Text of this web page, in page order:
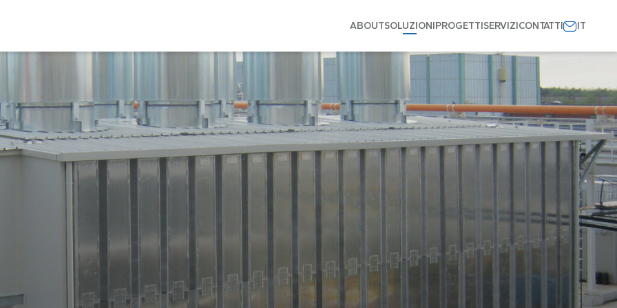
ABOUTSOLUZIONIPROGETTISERVIZICONTATTI